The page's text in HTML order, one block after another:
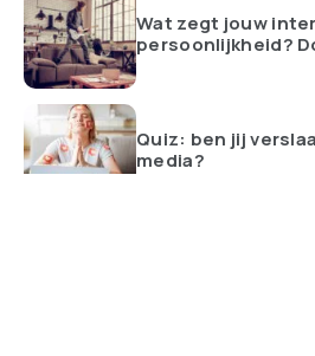
Wat zegt jouw
persoonlijkheid?
Quiz: ben jij
media?